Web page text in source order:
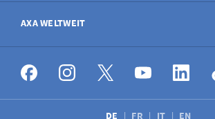
Kontakt
Schaden melden
Stellenangebote
AXA WELTWEIT
AXA weltweit
DE FR IT EN